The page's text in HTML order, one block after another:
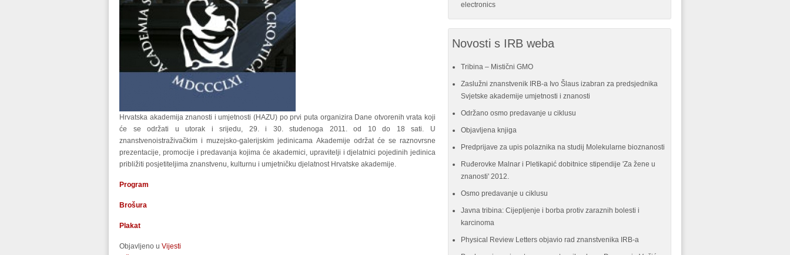
Hrvatska akademija znanosti i umjetnosti (HAZU) po prvi puta organizira Dane otvorenih vrata koji
će se održati u utorak i srijedu, 29. i 30. studenoga 2011. od 10 do 18 sati. U
znanstvenoistraživačkim i muzejsko-galerijskim jedinicama Akademije održat će se raznovrsne
prezentacije, promocije i predavanja kojima će akademici, upravitelji i djelatnici pojedinih jedinica
približiti posjetiteljima znanstvenu, kulturnu i umjetničku djelatnost Hrvatske akademije.
Program
Brošura
Plakat
Objavljeno u Vijesti
electronics
Novosti s IRB weba
Tribina – Mistični GMO
Zaslužni znanstvenik IRB-a Ivo Šlaus izabran za predsjednika
Svjetske akademije umjetnosti i znanosti
Održano osmo predavanje u ciklusu
Objavljena knjiga
Predprijave za upis polaznika na studij Molekularne bioznanosti
Ruđerovke Malnar i Pletikapić dobitnice stipendije 'Za žene u
znanosti' 2012.
Osmo predavanje u ciklusu
Javna tribina: Cijepljenje i borba protiv zaraznih bolesti i
karcinoma
Physical Review Letters objavio rad znanstvenika IRB-a